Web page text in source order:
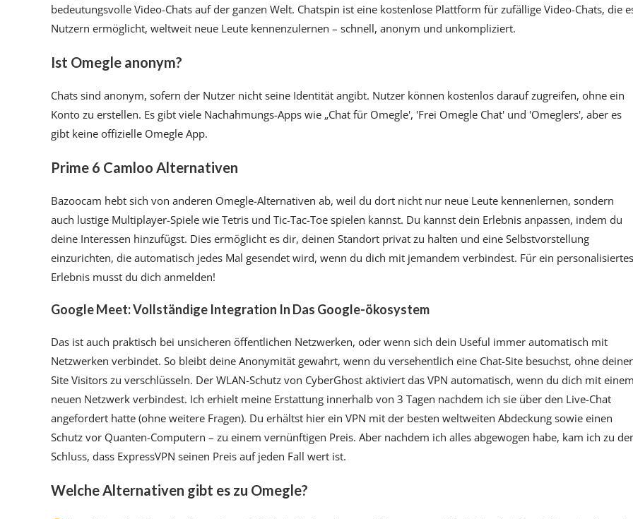
bedeutungsvolle Video-Chats auf der ganzen Welt. Chatspin ist eine kostenlose Plattform für zufällige Video-Chats, die
Nutzern ermöglicht, weltweit neue Leute kennenzulernen – schnell, anonym und unkompliziert.
Ist Omegle anonym?
Chats sind anonym, sofern der Nutzer nicht seine Identität angibt. Nutzer können kostenlos darauf zugreifen, ohne ein
Konto zu erstellen. Es gibt viele Nachahmungs-Apps wie „Chat für Omegle', 'Frei Omegle Chat' und 'Omeglers', aber es
gibt keine offizielle Omegle App.
Prime 6 Camloo Alternativen
Bazoocam hebt sich von anderen Omegle-Alternativen ab, weil du dort nicht nur neue Leute kennenlernen, sondern
auch lustige Multiplayer-Spiele wie Tetris und Tic-Tac-Toe spielen kannst. Du kannst dein Erlebnis anpassen, indem du
deine Interessen hinzufügst. Dies ermöglicht es dir, deinen Standort privat zu halten und eine Selbstvorstellung
einzurichten, die automatisch jedes Mal gesendet wird, wenn du dich mit jemandem verbindest. Für ein personalisiertes
Erlebnis musst du dich anmelden!
Google Meet: Vollständige Integration In Das Google-ökosystem
Das ist auch praktisch bei unsicheren öffentlichen Netzwerken, oder wenn sich dein Useful immer automatisch mit
Netzwerken verbindet. So bleibt deine Anonymität gewahrt, wenn du versehentlich eine Chat-Site besuchst, ohne
Site Visitors zu verschlüsseln. Der WLAN-Schutz von CyberGhost aktiviert das VPN automatisch, wenn du dich mit einem
neuen Netzwerk verbindest. Ich erhielt meine Erstattung innerhalb von 3 Tagen nachdem ich sie über den Live-Chat
angefordert hatte (ohne weitere Fragen). Du erhältst hier ein VPN mit der besten weltweiten Abdeckung sowie einen
Schutz vor Quanten-Computern – zu einem vernünftigen Preis. Aber nachdem ich alles abgewogen habe, kam ich zu
Schluss, dass ExpressVPN seinen Preis auf jeden Fall wert ist.
Welche Alternativen gibt es zu Omegle?